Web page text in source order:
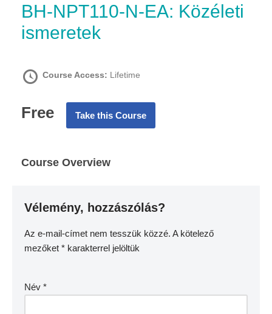
BH-NPT110-N-EA: Közéleti
ismeretek
Course Access: Lifetime
Free Take this Course
Course Overview
Vélemény, hozzászólás?
Az e-mail-címet nem tesszük közzé. A kötelező
mezőket * karakterrel jelöltük
Név *